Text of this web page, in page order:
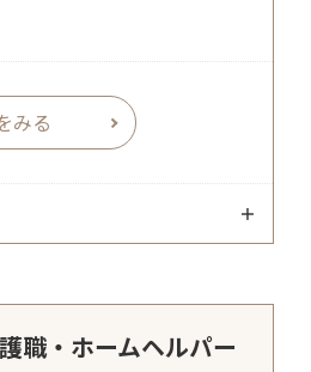
みる
職・ホームヘルパー